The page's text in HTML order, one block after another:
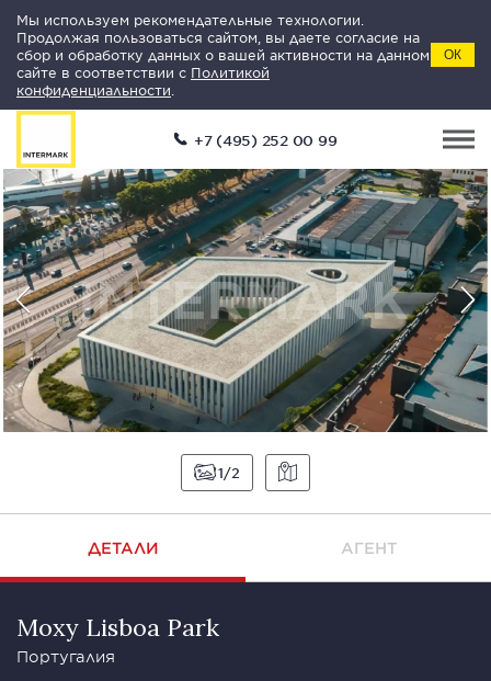
Мы используем рекомендательные технологии.
Продолжая пользоваться сайтом, вы даете согласие на
сбор и обработку данных о вашей активности на данном
сайте в соответствии с Политикой
конфиденциальности
ОК
+7 (495) 252 00 99
1 2
ДЕТАЛИ АГЕНТ
Moxy Lisboa Park
Португалия